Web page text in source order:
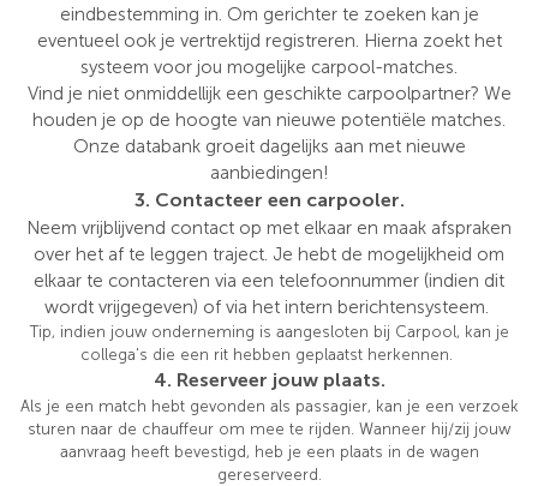
eindbestemming in. Om gerichter te zoeken kan je
eventueel ook je vertrektijd registreren. Hierna zoekt het
systeem voor jou mogelijke carpool-matches.
Vind je niet onmiddellijk een geschikte carpoolpartner? We
houden je op de hoogte van nieuwe potentiële matches.
Onze databank groeit dagelijks aan met nieuwe
aanbiedingen!
3. Contacteer een carpooler.
Neem vrijblijvend contact op met elkaar en maak afspraken
over het af te leggen traject. Je hebt de mogelijkheid om
elkaar te contacteren via een telefoonnummer (indien dit
wordt vrijgegeven) of via het intern berichtensysteem.
Tip, indien jouw onderneming is aangesloten bij Carpool, kan je
collega's die een rit hebben geplaatst herkennen.
4. Reserveer jouw plaats.
Als je een match hebt gevonden als passagier, kan je een verzoek
sturen naar de chauffeur om mee te rijden. Wanneer hij/zij jouw
aanvraag heeft bevestigd, heb je een plaats in de wagen
gereserveerd.